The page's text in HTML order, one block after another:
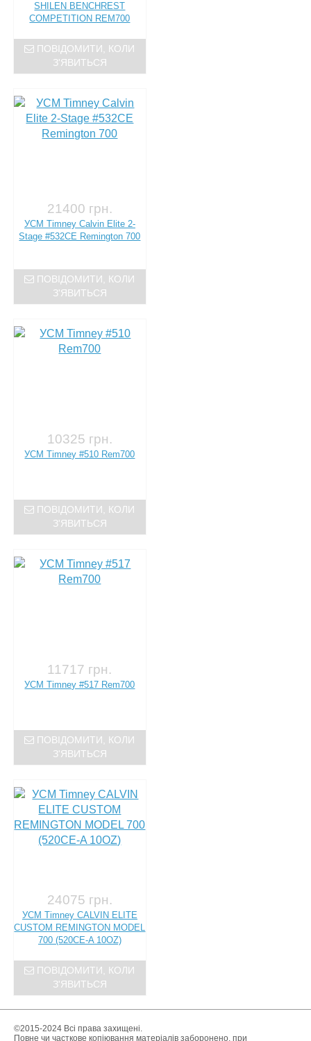
SHILEN BENCHREST
COMPETITION REM700
ПОВІДОМИТИ, КОЛИ
З'ЯВИТЬСЯ
21400 грн.
УСМ Timney Calvin Elite 2-
Stage #532CE Remington 700
ПОВІДОМИТИ, КОЛИ
З'ЯВИТЬСЯ
10325 грн.
УСМ Timney #510 Rem700
ПОВІДОМИТИ, КОЛИ
З'ЯВИТЬСЯ
11717 грн.
УСМ Timney #517 Rem700
ПОВІДОМИТИ, КОЛИ
З'ЯВИТЬСЯ
24075 грн.
УСМ Timney CALVIN ELITE
CUSTOM REMINGTON MODEL
700 (520CE-A 10OZ)
ПОВІДОМИТИ, КОЛИ
З'ЯВИТЬСЯ
©2015-2024 Всі права захищені.
Повне чи часткове копіювання матеріалів заборонено, при